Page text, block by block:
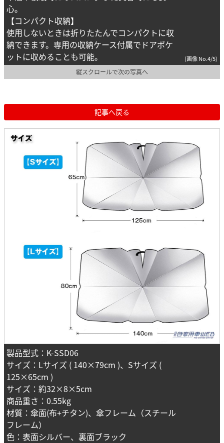
心。
【コンパクト収納】
使用しないときは折りたたんでコンパクトに収
納できます。専用の収納ケース付属でドアポケ
ットに収めることも可能。
(画像 No.4/5)
縦スクロールで次の写真へ
記事へ戻る
製品型式：K-SSD06
サイズ：Lサイズ ( 140×79cm )、Sサイズ (
125×65cm )
サイズ：約32×8×5cm
商品重さ：0.55kg
材質：傘面(布+チタン)、傘フレーム（スチール
フレーム）
色：表面シルバー、裏面ブラック